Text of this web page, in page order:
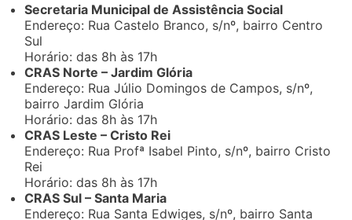
Secretaria Municipal de Assistência Social
Endereço: Rua Castelo Branco, s/nº, bairro Centro
Sul
Horário: das 8h às 17h
CRAS Norte – Jardim Glória
Endereço: Rua Júlio Domingos de Campos, s/nº,
bairro Jardim Glória
Horário: das 8h às 17h
CRAS Leste – Cristo Rei
Endereço: Rua Profª Isabel Pinto, s/nº, bairro Cristo
Rei
Horário: das 8h às 17h
CRAS Sul – Santa Maria
Endereço: Rua Santa Edwiges, s/nº, bairro Santa